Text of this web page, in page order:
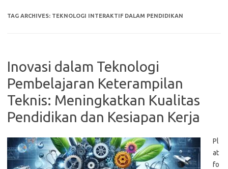
TAG ARCHIVES: TEKNOLOGI INTERAKTIF DALAM PENDIDIKAN
Inovasi dalam Teknologi
Pembelajaran Keterampilan
Teknis: Meningkatkan Kualitas
Pendidikan dan Kesiapan Kerja
Pl
at
fo